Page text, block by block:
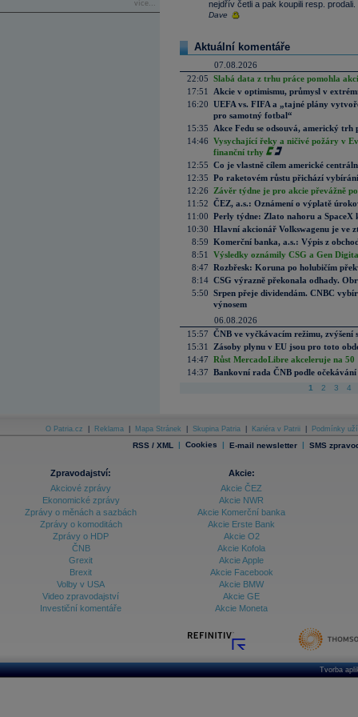
více...
nejdřív četli a pak koupili resp.
Dave
Aktuální komentáře
07.08.2026
22:05 Slabá data z trhu práce pomohla
17:51
Akcie v optimismu, průmysl v
16:20 UEFA vs. FIFA a „tajné plány
pro samotný fotbal“
15:35
Akce Fedu se odsouvá, americký
14:46 Vysychající řeky a ničivé požáry v
finanční trhy
12:55 Co je vlastně cílem americké
12:35 Po raketovém růstu přichází
12:26
Závěr týdne je pro akcie převážně
11:52 ČEZ, a.s.: Oznámení o výplatě
11:00 Perly týdne: Zlato nahoru a SpaceX
10:30 Hlavní akcionář Volkswagenu je ve
8:59 Komerční banka, a.s.: Výpis z
8:51
Výsledky oznámily CSG a Gen
8:47 Rozbřesk: Koruna po holubičím
8:14 CSG výrazně překonala odhady.
5:50 Srpen přeje dividendám. CNBC
výnosem
06.08.2026
15:57 ČNB ve vyčkávacím režimu, zvýšení
15:31
Zásoby plynu v EU jsou pro toto
14:47 Růst MercadoLibre akceleruje na
14:37 Bankovní rada ČNB podle
1 2 3 4
O Patria.cz Reklama Mapa Stránek Skupina Patria Kariéra v Patrii Podmínky
RSS / XML | Cookies | E-mail newsletter | SMS
Zpravodajství:
Akciové zprávy
Ekonomické zprávy
Zprávy o měnách a sazbách
Zprávy o komoditách
Zprávy o HDP
ČNB
Grexit
Brexit
Volby v USA
Video zpravodajství
Investiční komentáře
Akcie:
Akcie ČEZ
Akcie NWR
Akcie Komerční banka
Akcie Erste Bank
Akcie O2
Akcie Kofola
Akcie Apple
Akcie Facebook
Akcie BMW
Akcie GE
Akcie Moneta
Tvorba